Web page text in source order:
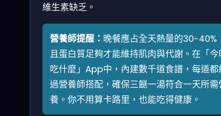
維生素缺乏。
營養師提醒： 晚餐應占全天熱量的30-40%
且蛋白質足夠才能維持肌肉與代謝。在「今
吃什麼」App中，內建數千道食譜，每道都
過營養師搭配，確保三餸一湯符合一天所需
養。你不用算卡路里，也能吃得健康。